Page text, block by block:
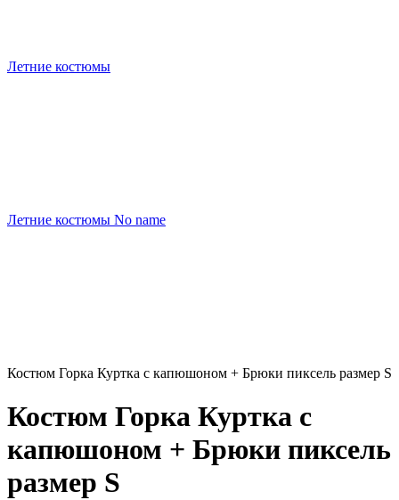
Летние костюмы
Летние костюмы No name
Костюм Горка Куртка с капюшоном + Брюки пиксель размер S
Костюм Горка Куртка с
капюшоном + Брюки пиксель
размер S